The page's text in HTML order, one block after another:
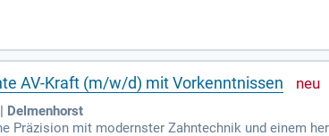
Patient:innen und deren strahlendes Lächeln ein. In
Lösungen zu entwickeln. Werden Sie Teil
AV-Kraft (m/w/d) mit Vorkenntnissen
Delmenhorst
Präzision mit modernster Zahntechnik und einem